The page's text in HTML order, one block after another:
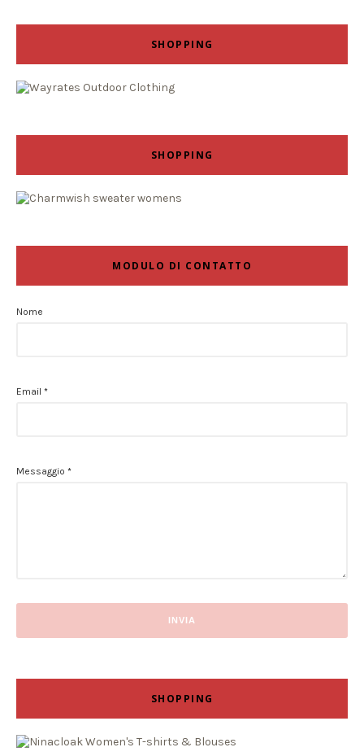
SHOPPING
SHOPPING
MODULO DI CONTATTO
Nome
Email *
Messaggio *
SHOPPING